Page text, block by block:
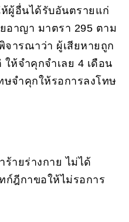
ห้ผู้อื่นได้รับอันตรายแก่
อาญา มาตรา 295 ตาม
จารณาว่า ผู้เสียหายถูก
ห้จำคุกจำเลย 4 เดือน
ษจำคุกให้รอการลงโทษ
ร้ายร่างกาย ไม่ได้
ก์ฎีกาขอให้ไม่รอการ